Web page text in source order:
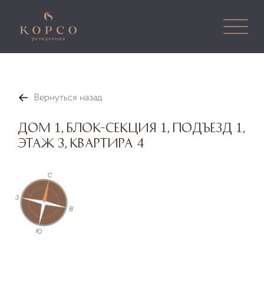
Вернуться назад
Дом 1, Блок-секция 1, Подъезд 1,
Этаж 3, Квартира 4